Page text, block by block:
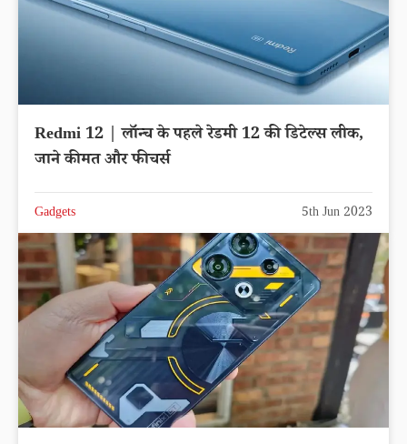
Redmi 12 | लॉन्च के पहले रेडमी 12 की डिटेल्स लीक,
जाने कीमत और फीचर्स
Gadgets 5th Jun 2023